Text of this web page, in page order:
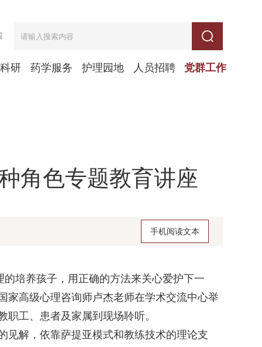
研 药学服务 护理园地 人员招聘 党群工作
角色专题教育讲座
手机阅读文本
培养孩子，用正确的方法来关心爱护下一
家高级心理咨询师卢杰老师在学术交流中心举
工、患者及家属到现场聆听。
见解，依靠萨提亚模式和教练技术的理论支